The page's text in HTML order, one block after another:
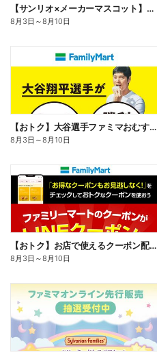
【サンリオ×メーカーマスコット】オリジナルグッズ貰える!
8月3日 ～8月10日
【おトク】大谷選手ファミマおむすび割
8月3日 ～8月10日
【おトク】お店で使えるクーポン配信中
8月3日 ～8月10日